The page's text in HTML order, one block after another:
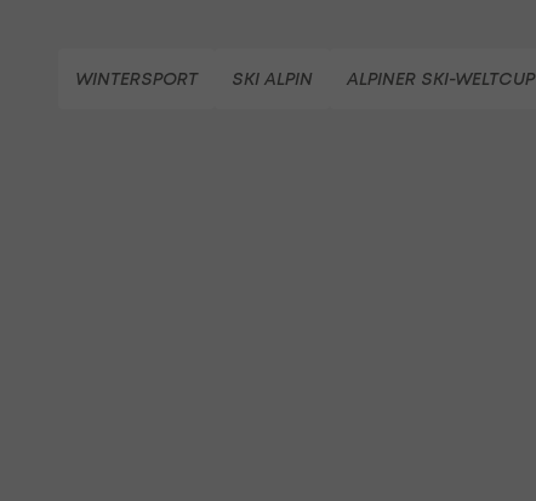
WINTERSPORT SKI ALPIN ALPINER SKI-WELTCUP